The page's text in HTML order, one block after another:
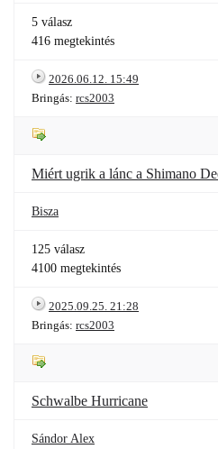
5 válasz
416 megtekintés
2026.06.12. 15:49
Bringás: rcs2003
Miért ugrik a lánc a Shimano
Bisza
125 válasz
4100 megtekintés
2025.09.25. 21:28
Bringás: rcs2003
Schwalbe Hurricane
Sándor Alex